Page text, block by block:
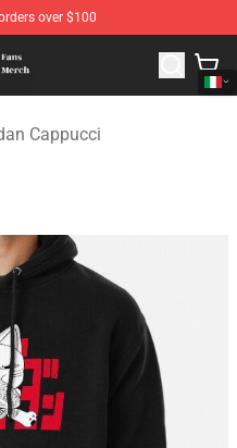
over $100
Merchandise Store
Cappucci